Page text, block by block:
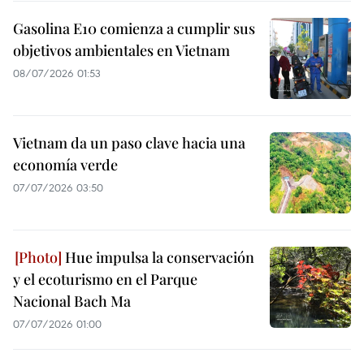
Gasolina E10 comienza a cumplir sus
objetivos ambientales en Vietnam
08/07/2026 01:53
Vietnam da un paso clave hacia una
economía verde
07/07/2026 03:50
Hue impulsa la conservación
y el ecoturismo en el Parque
Nacional Bach Ma
07/07/2026 01:00